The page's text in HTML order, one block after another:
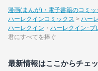
漫画(まんが)・電子書籍のコミ
ハーレクインコミックス
ハー
ハーレクイン
ハーレクイン･プ
君にすべてを捧ぐ
最新情報はここからチェッ